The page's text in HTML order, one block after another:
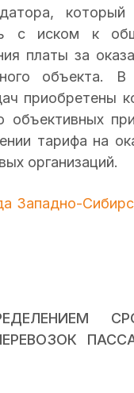
с иском к
платы за
объекта. В
приобретены
объективных
тарифа на
организаций.
Западно-